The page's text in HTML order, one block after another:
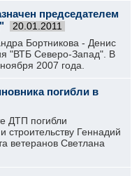
председателем
20.01.2011
Бортникова - Денис
"ВТБ Северо-Запад". В
2007 года.
погибли в
ДТП погибли
Геннадий
ветеранов Светлана